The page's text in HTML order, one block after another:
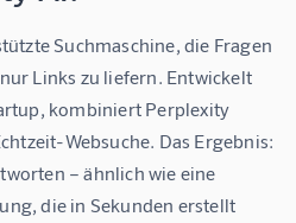
Suchmaschine, die Fragen
Links zu liefern. Entwickelt
kombiniert Perplexity
Websuche. Das Ergebnis:
– ähnlich wie eine
die in Sekunden erstellt